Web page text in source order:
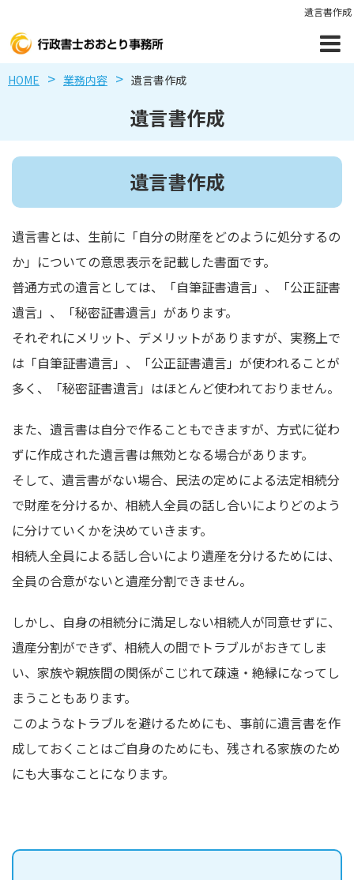
遺言書作成
遺言書作成
HOME 業務内容 遺言書作成
遺言書作成
遺言書とは、生前に「自分の財産をどのように処分するの
か」についての意思表示を記載した書面です。
普通方式の遺言としては、「自筆証書遺言」、「公正証書
遺言」、「秘密証書遺言」があります。
それぞれにメリット、デメリットがありますが、実務上で
は「自筆証書遺言」、「公正証書遺言」が使われることが
多く、「秘密証書遺言」はほとんど使われておりません。
また、遺言書は自分で作ることもできますが、方式に従わ
ずに作成された遺言書は無効となる場合があります。
そして、遺言書がない場合、民法の定めによる法定相続分
で財産を分けるか、相続人全員の話し合いによりどのよう
に分けていくかを決めていきます。
相続人全員による話し合いにより遺産を分けるためには、
全員の合意がないと遺産分割できません。
しかし、自身の相続分に満足しない相続人が同意せずに、
遺産分割ができず、相続人の間でトラブルがおきてしま
い、家族や親族間の関係がこじれて疎遠・絶縁になってし
まうこともあります。
このようなトラブルを避けるためにも、事前に遺言書を作
成しておくことはご自身のためにも、残される家族のため
にも大事なことになります。